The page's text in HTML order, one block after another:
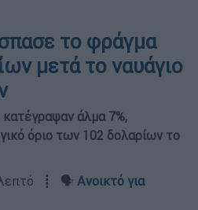
το φράγμα
μετά το ναυάγιο
κατέγραψαν άλμα 7%,
όριο των 102 δολαρίων το
λεπτό ┋ 🗣️ Ανοικτό για